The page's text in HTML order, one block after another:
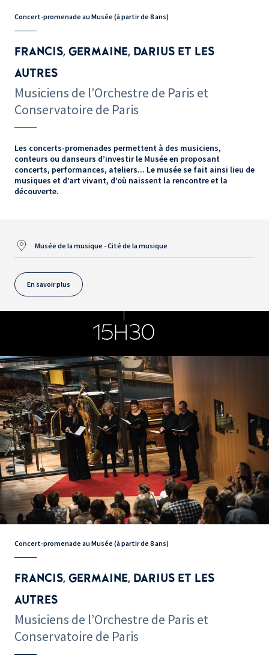
Concert-promenade au Musée (à partir de 8 ans)
FRANCIS, GERMAINE, DARIUS ET LES
AUTRES
Musiciens de l’Orchestre de Paris et
Conservatoire de Paris
Les concerts-promenades permettent à des musiciens,
conteurs ou danseurs d’investir le Musée en proposant
concerts, performances, ateliers... Le musée se fait ainsi lieu de
musiques et d’art vivant, d’où naissent la rencontre et la
découverte.
Musée de la musique - Cité de la musique
En savoir plus
15H30
Concert-promenade au Musée (à partir de 8 ans)
FRANCIS, GERMAINE, DARIUS ET LES
AUTRES
Musiciens de l’Orchestre de Paris et
Conservatoire de Paris